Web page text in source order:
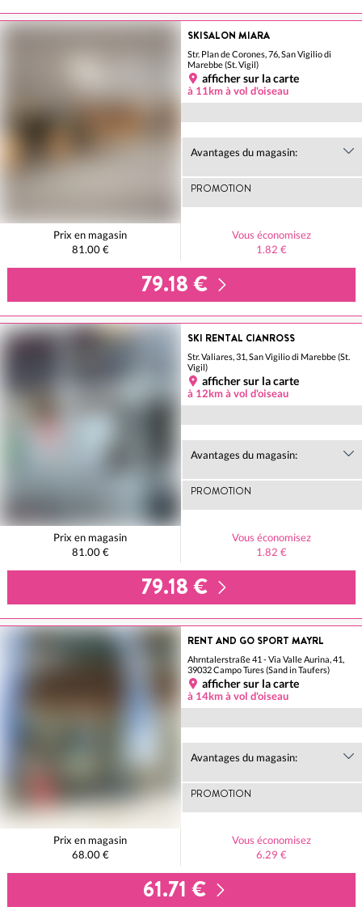
SKISALON MIARA
Str. Plan de Corones, 76, San Vigilio di
Marebbe (St. Vigil)
afficher sur la carte
à 11km à vol d'oiseau
Avantages du magasin:
PROMOTION
Prix en magasin
81.00 €
Vous économisez
1.82 €
79.18 €
SKI RENTAL CIANROSS
Str. Valiares, 31, San Vigilio di Marebbe (St.
Vigil)
afficher sur la carte
à 12km à vol d'oiseau
Avantages du magasin:
PROMOTION
Prix en magasin
81.00 €
Vous économisez
1.82 €
79.18 €
RENT AND GO SPORT MAYRL
Ahrntalerstraße 41 - Via Valle Aurina, 41,
39032 Campo Tures (Sand in Taufers)
afficher sur la carte
à 14km à vol d'oiseau
Avantages du magasin:
PROMOTION
Prix en magasin
68.00 €
Vous économisez
6.29 €
61.71 €